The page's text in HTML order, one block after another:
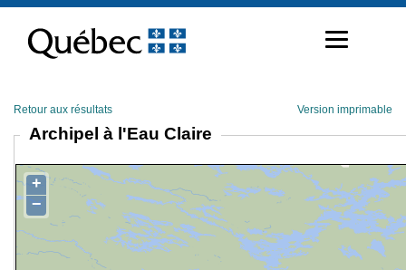
contenu
Retour aux résultats Version imprimable
Archipel à l'Eau Claire
+
−